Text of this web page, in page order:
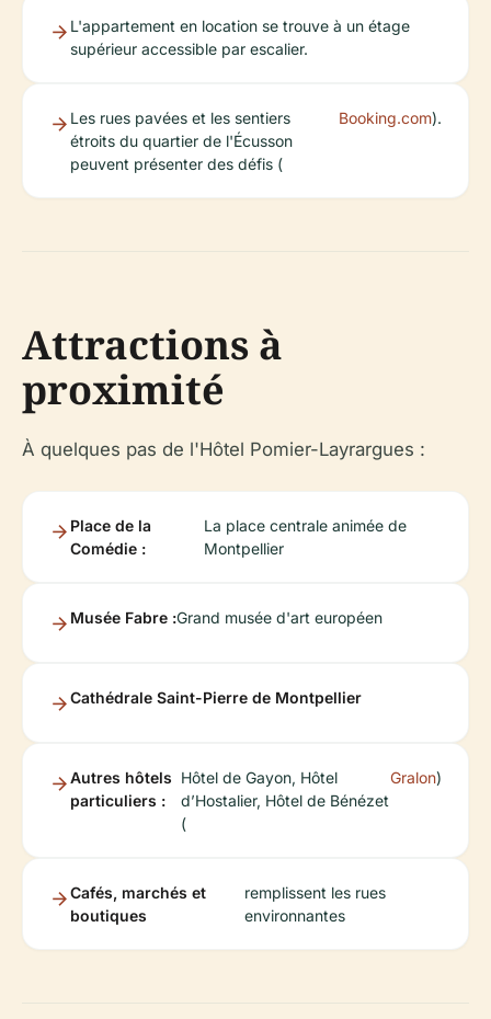
L'appartement en location se trouve à un étage
supérieur accessible par escalier.
Les rues pavées et les sentiers
étroits du quartier de l'Écusson
peuvent présenter des défis (
Booking.com).
Attractions à
proximité
À quelques pas de l'Hôtel Pomier-Layrargues :
Place de la
Comédie :
La place centrale animée de
Montpellier
Musée Fabre :Grand musée d'art européen
Cathédrale Saint-Pierre de Montpellier
Autres hôtels
particuliers :
Hôtel de Gayon, Hôtel
d’Hostalier, Hôtel de Bénézet
(
Gralon)
Cafés, marchés et
boutiques
remplissent les rues
environnantes